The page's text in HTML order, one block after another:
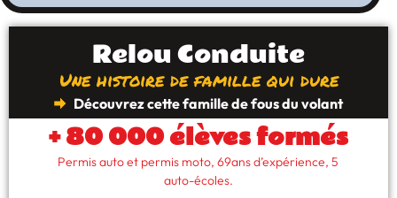
Relou Conduite
Une histoire de famille qui dure
Découvrez cette famille de fous du volant
+ 80 000 élèves formés
Permis auto et permis moto, 69ans d’expérience, 5
auto-écoles.